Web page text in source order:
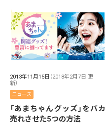
2013年11月15日 （2018年2月7日 更
新）
ニュース
「あまちゃんグッズ」をバカ
売れさせた5つの方法